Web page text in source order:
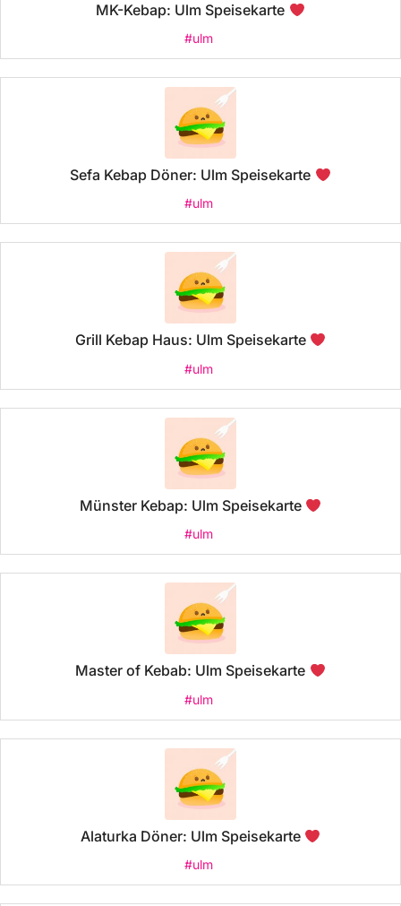
MK-Kebap: Ulm Speisekarte
#ulm
Sefa Kebap Döner: Ulm Speisekarte
#ulm
Grill Kebap Haus: Ulm Speisekarte
#ulm
Münster Kebap: Ulm Speisekarte
#ulm
Master of Kebab: Ulm Speisekarte
#ulm
Alaturka Döner: Ulm Speisekarte
#ulm